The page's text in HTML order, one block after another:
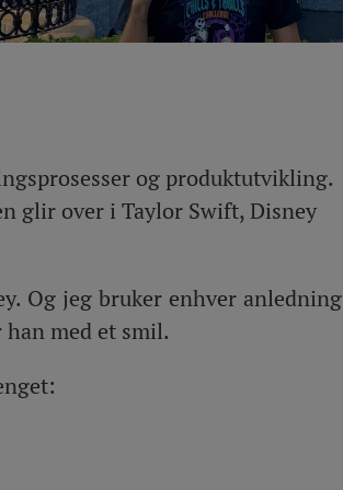
og produktutvikling.
glir over i Taylor Swift, Disney
Og jeg bruker enhver anledning
med et smil.